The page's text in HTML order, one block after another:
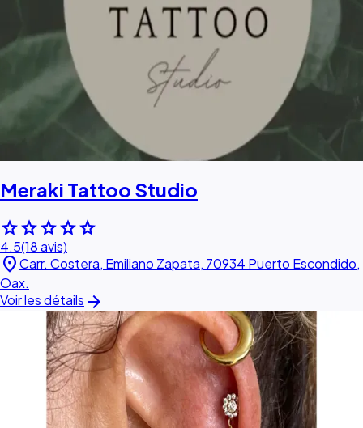
Meraki Tattoo Studio
starstarstarstarstar
4.5(18 avis)
location_onCarr. Costera, Emiliano Zapata, 70934 Puerto Escondido,
Oax.
Voir les détails arrow_forward